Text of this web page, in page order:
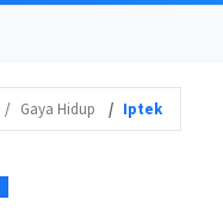
Gaya Hidup Iptek